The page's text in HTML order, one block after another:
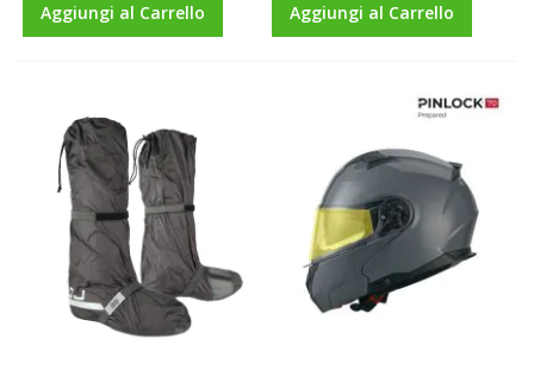
Aggiungi al Carrello
Aggiungi al Carrello